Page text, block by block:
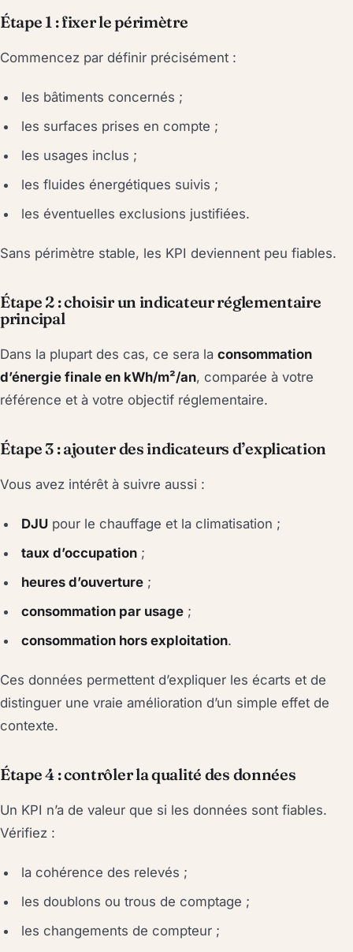
Étape 1 : fixer le périmètre
Commencez par définir précisément :
les bâtiments concernés ;
les surfaces prises en compte ;
les usages inclus ;
les fluides énergétiques suivis ;
les éventuelles exclusions justifiées.
Sans périmètre stable, les KPI deviennent peu fiables.
Étape 2 : choisir un indicateur réglementaire
principal
Dans la plupart des cas, ce sera la consommation
d’énergie finale en kWh/m²/an, comparée à votre
référence et à votre objectif réglementaire.
Étape 3 : ajouter des indicateurs d’explication
Vous avez intérêt à suivre aussi :
DJU pour le chauffage et la climatisation ;
taux d’occupation ;
heures d’ouverture ;
consommation par usage ;
consommation hors exploitation.
Ces données permettent d’expliquer les écarts et de
distinguer une vraie amélioration d’un simple effet de
contexte.
Étape 4 : contrôler la qualité des données
Un KPI n’a de valeur que si les données sont fiables.
Vérifiez :
la cohérence des relevés ;
les doublons ou trous de comptage ;
les changements de compteur ;